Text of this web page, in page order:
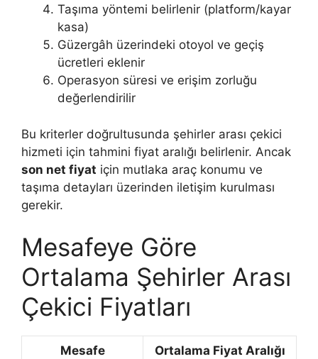
Taşıma yöntemi belirlenir (platform/kayar
kasa)
Güzergâh üzerindeki otoyol ve geçiş
ücretleri eklenir
Operasyon süresi ve erişim zorluğu
değerlendirilir
Bu kriterler doğrultusunda şehirler arası çekici
hizmeti için tahmini fiyat aralığı belirlenir. Ancak
son net fiyat için mutlaka araç konumu ve
taşıma detayları üzerinden iletişim kurulması
gerekir.
Mesafeye Göre
Ortalama Şehirler Arası
Çekici Fiyatları
Mesafe Ortalama Fiyat Aralığı